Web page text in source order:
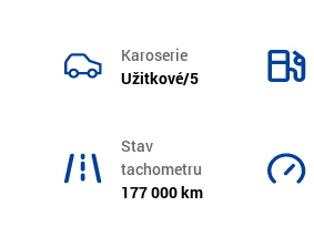
Karoserie
Užitkové/5
Stav
tachometru
177 000 km